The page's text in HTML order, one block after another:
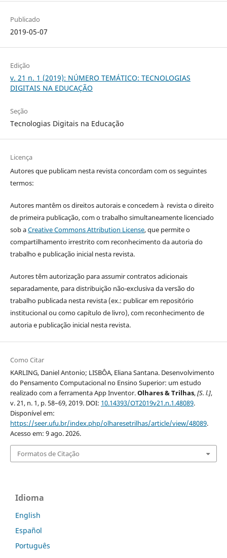
Publicado
2019-05-07
Edição
v. 21 n. 1 (2019): NÚMERO TEMÁTICO: TECNOLOGIAS
DIGITAIS NA EDUCAÇÃO
Seção
Tecnologias Digitais na Educação
Licença
Autores que publicam nesta revista concordam com os seguintes
termos:
Autores mantêm os direitos autorais e concedem à revista o direito
de primeira publicação, com o trabalho simultaneamente licenciado
sob aCreative Commons Attribution License, que permite o
compartilhamento irrestrito com reconhecimento da autoria do
trabalho e publicação inicial nesta revista.
Autores têm autorização para assumir contratos adicionais
separadamente, para distribuição não-exclusiva da versão do
trabalho publicada nesta revista (ex.: publicar em repositório
institucional ou como capítulo de livro), com reconhecimento de
autoria e publicação inicial nesta revista.
Como Citar
KARLING, Daniel Antonio; LISBÔA, Eliana Santana. Desenvolvimento
do Pensamento Computacional no Ensino Superior: um estudo
realizado com a ferramenta App Inventor.Olhares & Trilhas,[S. l.],
v. 21, n. 1, p. 58–69, 2019. DOI: 10.14393/OT2019v21.n.1.48089.
Disponível em:
https://seer.ufu.br/index.php/olharesetrilhas/article/view/48089.
Acesso em: 9 ago. 2026.
Formatos de Citação
Idioma
English
Español
Português